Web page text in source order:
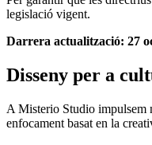
legislació vigent.
Darrera actualització: 27
Disseny per a
A Misterio Studio impulsem
enfocament basat en la